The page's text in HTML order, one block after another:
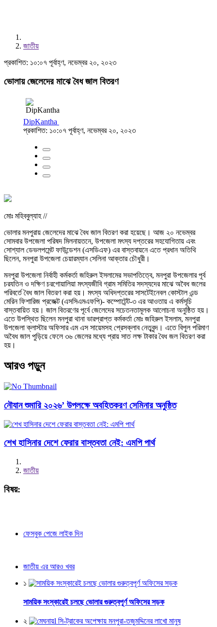
জাতীয়
প্রকাশিত: ১০:০৭ পূর্বাহ্ণ, নভেম্বর ২০, ২০২৩
ভোলায় জেলেদের মাঝে বৈধ জাল বিতরণ
DipKantha
প্রকাশিত: ১০:০৭ পূর্বাহ্ণ, নভেম্বর ২০, ২০২৩
মোঃ মহিববুল্যাহ //
ভোলার মনপুরায় জেলেদের মাঝে বৈধ জাল বিতরণ করা হয়েছে। আজ ২০ নভেম্বর
সোমবার উপজেলা পরিষদ মিলনায়তনে, উপজেলা মৎস্য দপ্তরের সহযোগিতায় এবং
সোশ্যাল ডেভলপমেন্ট ফাউন্ডেশন (এসডিএফ) এর বাস্তবায়নে এতে প্রধান অতিথি
ছিলেন, মনপুরা উপজেলা চেয়ারম্যান সেলিনা আক্তার চৌধুরী।
মনপুরা উপজেলা নির্বাহী কর্মকর্তা জহিরুল ইসলামের সভাপতিত্বে, মনপুরা উপজেলার পূর্ব
চরযতিন ও দক্ষিণ চরগোয়ালিয়া মৎস্যজীবি গ্রাম সমিতির সদস্যদের মাঝে অবৈধ জলের
পরিবর্তে বৈধ জাল বিতরণ করা হয়। মৎস্য অধিদপ্তরের সাসটেইনেবল কোস্টাল এন্ড
মেরিন ফিশারিজ প্রজেক্ট (এসসিএমএফপি)- কম্পোটেন্ট-৩ এর আওতায় এ কর্মসূচি
বাস্তবায়িত হয়। জাল বিতরণের পূর্বে জেলেদের সচেতনতামূলক আলোচনা অনুষ্ঠিত হয়।
এতে উপস্থিত ছিলেন মনপুরা থানা ভারপ্রাপ্ত কর্মকর্তা মোঃ জহিরুল ইসলাম, মনপুরা
উপজেলা ক্লাস্টার অফিসার এম এস সায়েমসহ প্রেসক্লাব নেতৃবৃন্দ। এতে বিপুল পরিমাণ
অবৈধ জাল পুড়িয়ে ফেলে ৩৬‌ জেলের মধ্যে প্রায় সাত লক্ষ টাকার বৈধ জল বিতরণ করা
হয়।
আরও পড়ুন
নৌযান শুমারি ২০২৬’ উপলক্ষে অবহিতকরণ সেমিনার অনুষ্ঠিত
শেখ হাসিনার দেশে ফেরার বাস্তবতা নেই: এমপি পার্থ
জাতীয়
বিষয়:
ফেসবুক পেজে লাইক দিন
জাতীয় এর আরও খবর
১
সাময়িক সংস্কারেই চলছে ভোলার গুরুত্বপূর্ণ অফিসের সড়ক
২